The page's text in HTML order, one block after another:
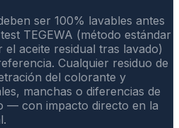
ser 100% lavables antes
TEGEWA (método estándar
aceite residual tras lavado)
Cualquier residuo de
del colorante y
manchas o diferencias de
— con impacto directo en la